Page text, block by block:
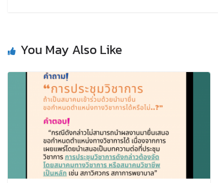
You May Also Like